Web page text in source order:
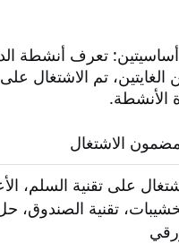
تعرف أنشطة
تم الاشتغال
الأنشطة.
الاشتغال
على تقنية السلم،
تقنية الصندوق،